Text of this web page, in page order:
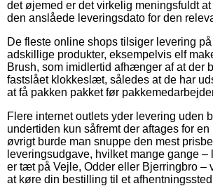
det øjemed er det virkelig meningsfuldt
den anslåede leveringsdato for den
De fleste online shops tilsiger levering
adskillige produkter, eksempelvis elf
Brush, som imidlertid afhænger af at der
fastslået klokkeslæt, således at de har
at få pakken pakket før
Flere internet outlets yder levering uden
undertiden kun såfremt der aftages for en
øvrigt burde man snuppe den mest
leveringsudgave, hvilket mange gange –
er tæt på Vejle, Odder eller Bjerringbro –
at køre din bestilling til et